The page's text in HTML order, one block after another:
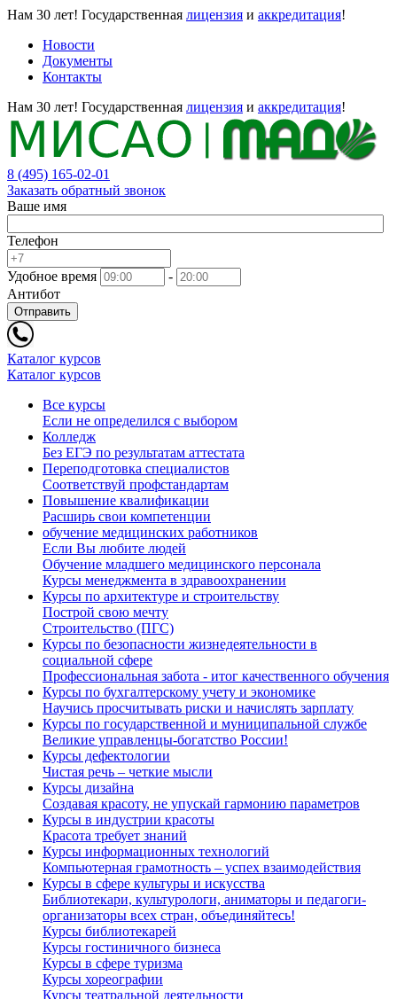
Нам 30 лет! Государственная лицензия и аккредитация!
Новости
Документы
Контакты
Нам 30 лет! Государственная лицензия и аккредитация!
8 (495) 165-02-01
Заказать обратный звонок
Ваше имя
Телефон
Удобное время
-
Антибот
Отправить
Каталог курсов
Каталог курсов
Все курсы
Если не определился с выбором
Колледж
Без ЕГЭ по результатам аттестата
Переподготовка специалистов
Соответствуй профстандартам
Повышение квалификации
Расширь свои компетенции
обучение медицинских работников
Если Вы любите людей
Обучение младшего медицинского персонала
Курсы менеджмента в здравоохранении
Курсы по архитектуре и строительству
Построй свою мечту
Строительство (ПГС)
Курсы по безопасности жизнедеятельности в
социальной сфере
Профессиональная забота - итог качественного обучения
Курсы по бухгалтерскому учету и экономике
Научись просчитывать риски и начислять зарплату
Курсы по государственной и муниципальной службе
Великие управленцы-богатство России!
Курсы дефектологии
Чистая речь – четкие мысли
Курсы дизайна
Создавая красоту, не упускай гармонию параметров
Курсы в индустрии красоты
Красота требует знаний
Курсы информационных технологий
Компьютерная грамотность – успех взаимодействия
Курсы в сфере культуры и искусства
Библиотекари, культурологи, аниматоры и педагоги-
организаторы всех стран, объединяйтесь!
Курсы библиотекарей
Курсы гостиничного бизнеса
Курсы в сфере туризма
Курсы хореографии
Курсы театральной деятельности